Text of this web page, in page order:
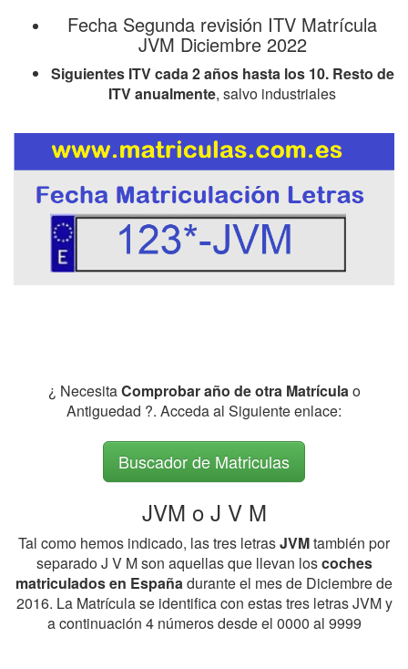
Fecha Segunda revisión ITV Matrícula
JVM Diciembre 2022
Siguientes ITV cada 2 años hasta los 10. Resto de
ITV anualmente, salvo industriales
¿ NecesitaComprobar año de otra Matrículao
Antiguedad ?. Acceda al Siguiente enlace:
Buscador de Matriculas
JVM o J V M
Tal como hemos indicado, las tres letrasJVMtambién por
separado J V M son aquellas que llevan loscoches
matriculados en Españadurante el mes de Diciembre de
2016. La Matrícula se identifica con estas tres letras JVM y
a continuación 4 números desde el 0000 al 9999